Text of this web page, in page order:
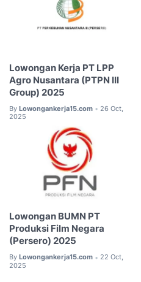
Lowongan Kerja PT LPP
Agro Nusantara (PTPN III
Group) 2025
By Lowongankerja15.com • 26 Oct,
2025
Lowongan BUMN PT
Produksi Film Negara
(Persero) 2025
By Lowongankerja15.com • 22 Oct,
2025